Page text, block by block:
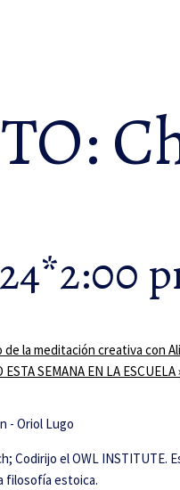
de la meditación creativa con
SEMANA EN LA ESCUELA
Codirijo el OWL
filosofía estoica.